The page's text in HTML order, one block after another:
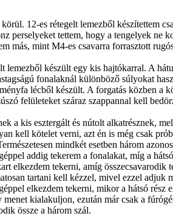
12-es rétegelt lemezből készítettem
tettem, hogy a tengelyek ne
más, mint M4-es csavarra forrasztott
lemezből készült egy kis hajtókarral. A
fonalaknál különböző súlyokat
lécből készült. A forgatás közben a
felületeket száraz szappannal kell
a kis esztergált és nútolt alkatrésznek,
kell kötelet verni, azt én is még csak
mindkét esetben három
addig tekerem a fonalakat, míg a
elkezdem tekerni, amíg összecsavarodik
tartani kell kézzel, mivel ezzel adjuk
elkezdem tekerni, mikor a hátsó
menet kialakuljon, ezután már csak a
össze a három szál.